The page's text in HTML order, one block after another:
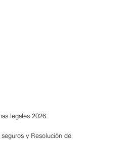
legales 2026.
y Resolución de